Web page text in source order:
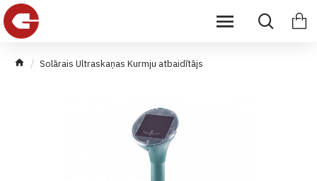
Solārais Ultraskaņas Kurmju atbaidītājs